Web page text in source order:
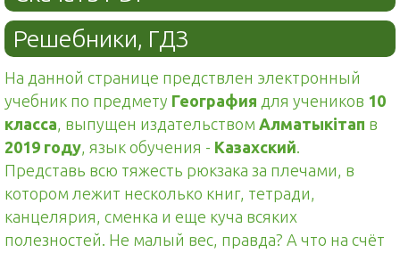
Решебники, ГДЗ
На данной странице предствлен электронный
учебник по предмету География для учеников 10
класса, выпущен издательством Алматыкітап в
2019 году, язык обучения - Казахский.
Представь всю тяжесть рюкзака за плечами, в
котором лежит несколько книг, тетради,
канцелярия, сменка и еще куча всяких
полезностей. Не малый вес, правда? А что на счёт